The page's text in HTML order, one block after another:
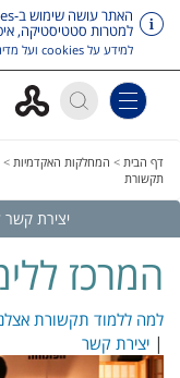
למטרות סטטיסטיקה,
למידע על cookies ועל מדיניות הפרטיות המעודכנת,
Toggle navigation
דף הבית > המחלקות האקדמיות >
תקשורת
יצירת
המרכז
למה ללמוד תקשורת
| יצירת קשר
Next